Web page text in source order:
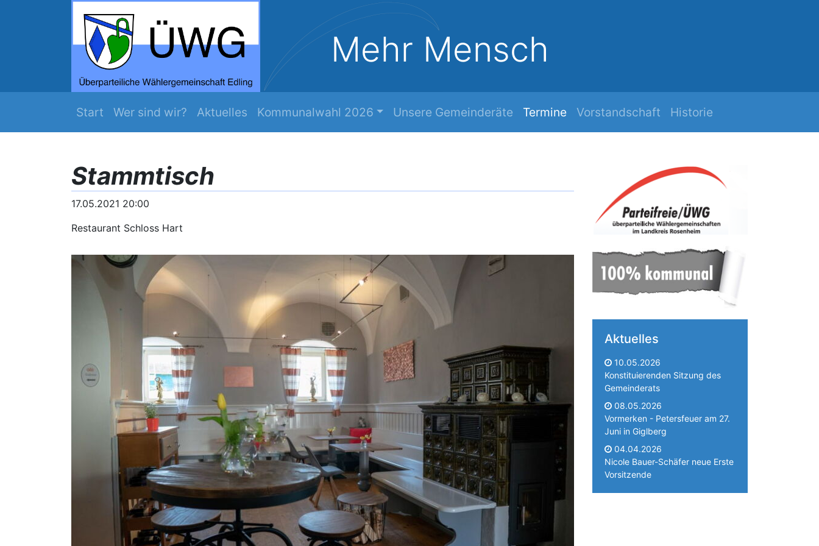
WERDS ... Mehr Mensch
Mehr Edling
Start Wer sind wir? Aktuelles Kommunalwahl 2026 Unsere Gemeinderäte Termine Vorstandschaft Historie
Stammtisch
17.05.2021 20:00
Restaurant Schloss Hart
Aktuelles
10.05.2026
Konstituierenden Sitzung des
Gemeinderats
08.05.2026
Vormerken - Petersfeuer am 27.
Juni in Giglberg
04.04.2026
Nicole Bauer-Schäfer neue Erste
Vorsitzende